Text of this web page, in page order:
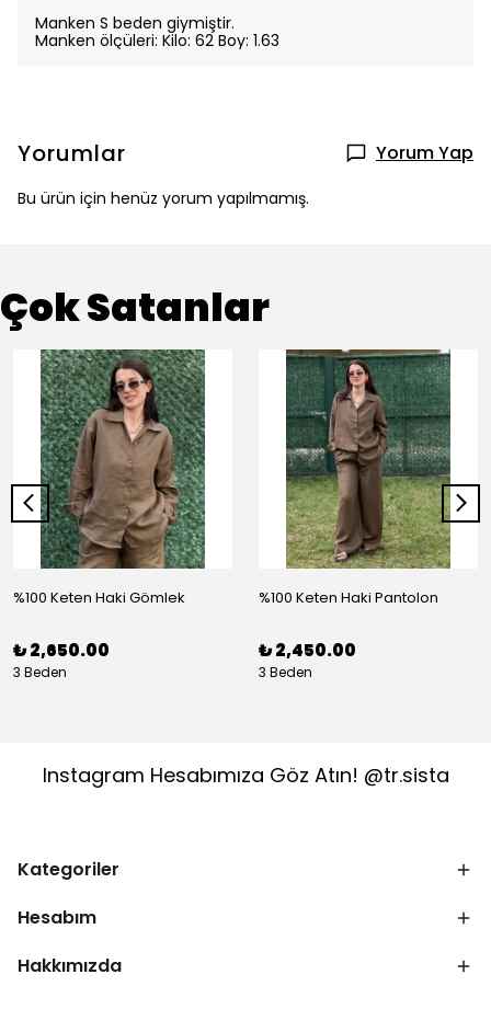
Manken S beden giymiştir.
Manken ölçüleri: Kilo: 62 Boy: 1.63
Yorumlar Yorum Yap
Bu ürün için henüz yorum yapılmamış.
Çok Satanlar
%100 Keten Haki Gömlek
₺ 2,650.00
3 Beden
%100 Keten Haki Pantolon
₺ 2,450.00
3 Beden
Instagram Hesabımıza Göz Atın! @tr.sista
Kategoriler
Hesabım
Hakkımızda